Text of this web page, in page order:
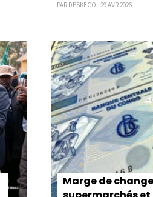
PAR DESKECO - 29 AVR 2026
Marge de